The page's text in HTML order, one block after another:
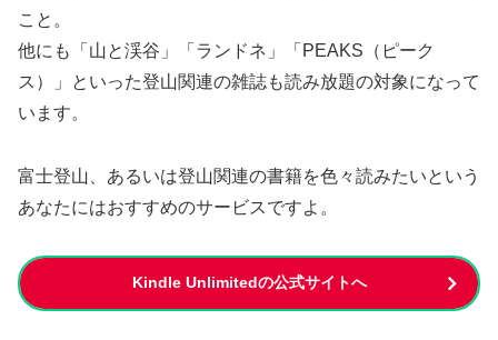
こと。
他にも「山と渓谷」「ランドネ」「PEAKS（ピーク
ス）」といった登山関連の雑誌も読み放題の対象になって
います。
富士登山、あるいは登山関連の書籍を色々読みたいという
あなたにはおすすめのサービスですよ。
Kindle Unlimitedの公式サイトへ